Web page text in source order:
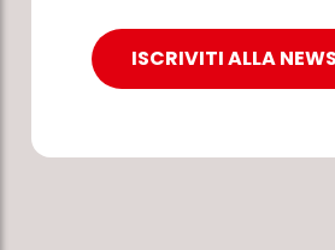
ISCRIVITI ALLA